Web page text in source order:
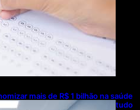
mais de R$ 1 bilhão na saúde
do saneamento, aponta estudo